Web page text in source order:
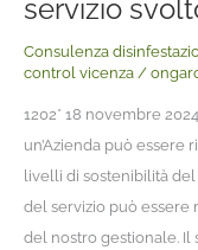
servizio
Consulenza
control vicenza/
1202* 18 novembre
un’Azienda può essere
livelli di sostenibilità
del servizio può essere
del nostro gestionale. Il